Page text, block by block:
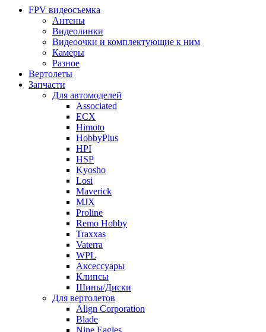
FPV видеосъемка
Антены
Видеолинки
Видеоочки и комплектующие к ним
Камеры
Разное
Вертолеты
Запчасти
Для автомоделей
Associated
ECX
Himoto
HobbyPlus
HPI
HSP
Kyosho
Losi
Maverick
MJX
Proline
Remo Hobby
Traxxas
Vaterra
WPL
Аксессуары
Клипсы
Шины/Диски
Для вертолетов
Align Corporation
Blade
Nine Eagles